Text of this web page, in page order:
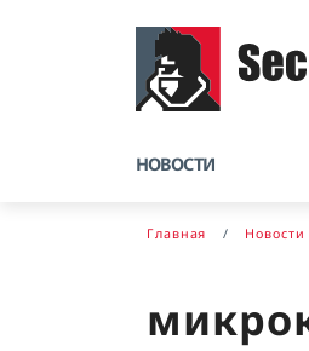
НОВОСТИ
Главная Новости